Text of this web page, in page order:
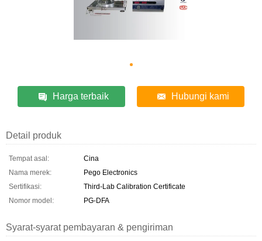
Harga terbaik Hubungi kami
Detail produk
Tempat asal:
Cina
Nama merek:
Pego Electronics
Sertifikasi:
Third-Lab Calibration Certificate
Nomor model:
PG-DFA
Syarat-syarat pembayaran & pengiriman